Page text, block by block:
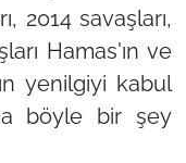
2014 savaşları,
Hamas'ın ve
yenilgiyi kabul
böyle bir şey